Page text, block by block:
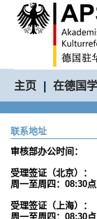
主页 在德国
联系地址
审核部办公时间：
受理签证（北京）：
周一至周四：08:30
受理签证（上海）：
周一至周四：08:30